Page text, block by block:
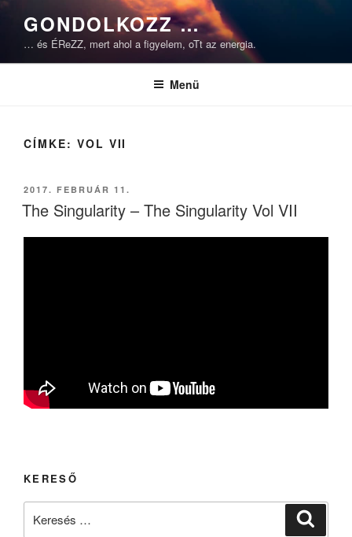
Tartalomhoz
GONDOLKOZZ …
… és ÉReZZ, mert ahol a figyelem, oTt az energia.
Menü
CÍMKE: VOL VII
BEKÜLDVE:
2017. FEBRUÁR 11.
The Singularity – The Singularity Vol VII
KERESŐ